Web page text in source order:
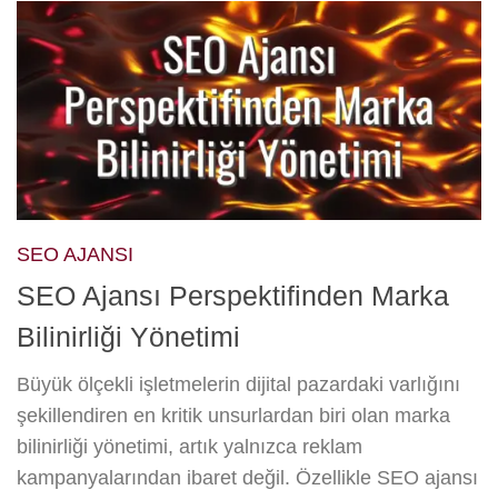
SEO AJANSI
SEO Ajansı Perspektifinden Marka
Bilinirliği Yönetimi
Büyük ölçekli işletmelerin dijital pazardaki varlığını
şekillendiren en kritik unsurlardan biri olan marka
bilinirliği yönetimi, artık yalnızca reklam
kampanyalarından ibaret değil. Özellikle SEO ajansı